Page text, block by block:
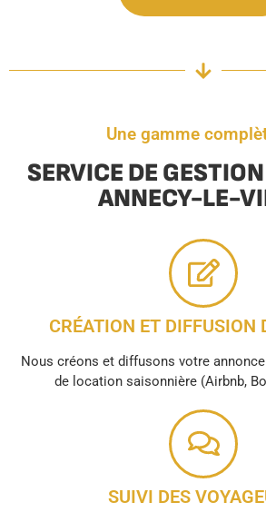
Une gamme
SERVICE DE
ANNECY-LE-
CRÉATION ET DIFFUSION
Nous créons et diffusons votre
de location saisonnière (Airbnb,
SUIVI DES